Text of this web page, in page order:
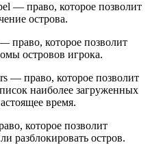
— право, которое позволит
острова.
право, которое позволит
островов игрока.
— право, которое позволит
наиболее загруженных
время.
которое позволит
разблокировать остров.